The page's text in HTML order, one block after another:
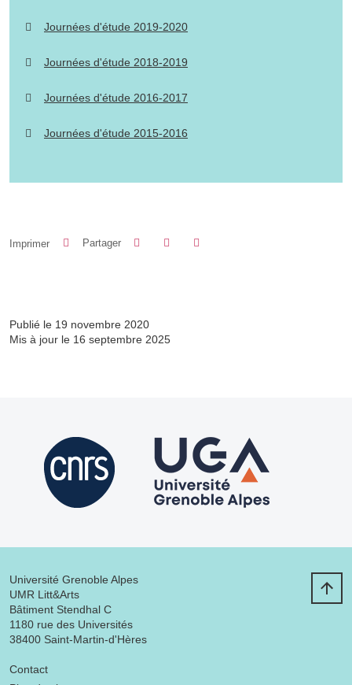
Journées d'étude 2019-2020
Journées d'étude 2018-2019
Journées d'étude 2016-2017
Journées d'étude 2015-2016
Imprimer Partager Partager sur Facebook
Partager sur LinkedIn
Publié le 19 novembre 2020
Mis à jour le 16 septembre 2025
Université Grenoble Alpes
UMR Litt&Arts
Bâtiment Stendhal C
1180 rue des Universités
38400 Saint-Martin-d'Hères
Menu footer
Contact